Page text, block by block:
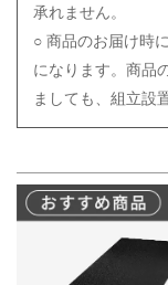
承れません。
○ 商品のお届け時
になります。商品
ましても、組立設